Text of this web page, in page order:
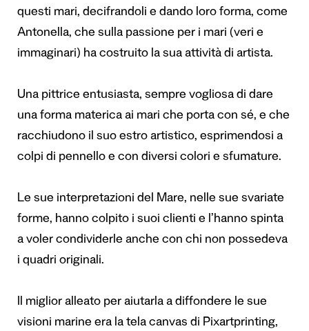
questi mari, decifrandoli e dando loro forma, come
Antonella, che sulla passione per i mari (veri e
immaginari) ha costruito la sua attività di artista.
Una pittrice entusiasta, sempre vogliosa di dare
una forma materica ai mari che porta con sé, e che
racchiudono il suo estro artistico, esprimendosi a
colpi di pennello e con diversi colori e sfumature.
Le sue interpretazioni del Mare, nelle sue svariate
forme, hanno colpito i suoi clienti e l’hanno spinta
a voler condividerle anche con chi non possedeva
i quadri originali.
Il miglior alleato per aiutarla a diffondere le sue
visioni marine era la tela canvas di Pixartprinting,